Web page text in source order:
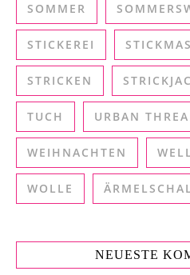
SOMMER
STICKEREI
STRICKEN
TUCH URBAN
WEIHNACHTEN
WOLLE ÄRMELSCHAL
NEUESTE